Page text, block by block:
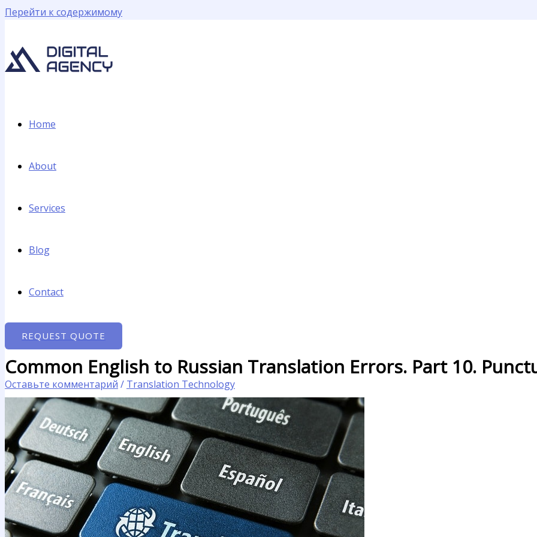
Перейти к содержимому
Home
About
Services
Blog
Contact
REQUEST QUOTE
Common English to Russian Translation Errors. Part 10.
Оставьте комментарий / Translation Technology